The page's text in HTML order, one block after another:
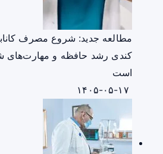
مطالعه جدید: شروع مصرف
کندی رشد حافظه و مهارت‌های
است